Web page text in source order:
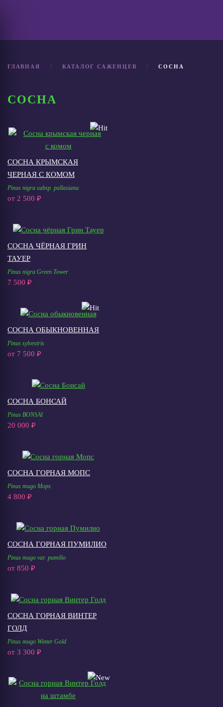
ГЛАВНАЯ КАТАЛОГ САЖЕНЦЕВ СОСНА
СОСНА
СОСНА КРЫМСКАЯ
ЧЕРНАЯ С КОМОМ
Pinus nigra subsp. pallasiana
от 2 500 ₽
СОСНА ЧЁРНАЯ ГРИН
ТАУЕР
Pinus nigra Green Tower
7 500 ₽
СОСНА ОБЫКНОВЕННАЯ
Pinus sylvestris
от 7 500 ₽
CОСНА БОНСАЙ
Pinus BONSAI
20 000 ₽
СОСНА ГОРНАЯ МОПС
Pinus mugo Mops
4 800 ₽
СОСНА ГОРНАЯ ПУМИЛИО
Pinus mugo var. pumilio
от 850 ₽
СОСНА ГОРНАЯ ВИНТЕР
ГОЛД
Pinus mugo Winter Gold
от 3 300 ₽